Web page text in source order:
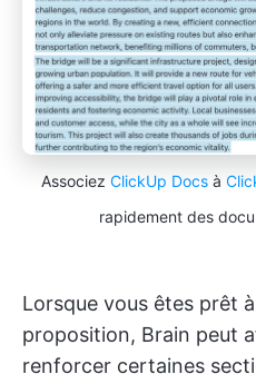
Associez ClickUp Docs à
rapidement des
Lorsque vous êtes prêt
proposition, Brain peut
renforcer certaines